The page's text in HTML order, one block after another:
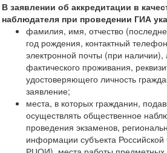
В заявлении об аккредитации в
наблюдателя при проведении ГИА
фамилия, имя, отчество
год рождения, контактный
электронной почты (при наличии),
фактического проживания,
удостоверяющего личность
заявление;
места, в которых гражданин,
осуществлять общественное
проведения экзаменов,
информации субъекта